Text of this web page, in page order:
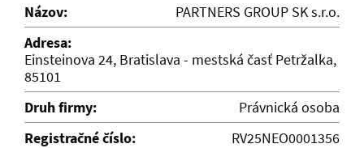
Názov:
PARTNERS GROUP SK s.r.o.
Adresa:
Einsteinova 24, Bratislava - mestská časť Petržalka,
85101
Druh firmy:
Právnická osoba
Registračné číslo:
RV25NEO0001356